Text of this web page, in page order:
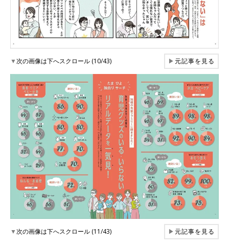
▼次の画像は下へスクロール (10/43) ▶元記事を見る
▼次の画像は下へスクロール (11/43) ▶元記事を見る